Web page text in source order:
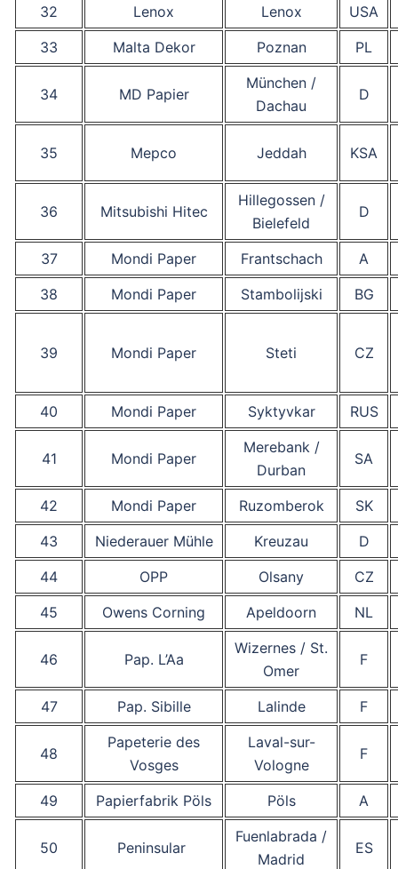
32 Lenox Lenox
USA
33
Malta Dekor Poznan PL
34 MD Papier
München /
Dachau
D
35 Mepco Jeddah KSA
36 Mitsubishi Hitec
Hillegossen /
Bielefeld
D
37 Mondi Paper Frantschach
A
38
Mondi Paper Stambolijski BG
39 Mondi Paper Steti CZ
40 Mondi Paper Syktyvkar RUS
41 Mondi Paper
Merebank /
Durban
SA
42 Mondi Paper Ruzomberok
SK
43
Niederauer Mühle Kreuzau D
44
OPP Olsany
CZ
45
Owens Corning Apeldoorn NL
46 Pap. L’Aa
Wizernes / St.
Omer
F
47 Pap. Sibille Lalinde F
48
Papeterie des
Vosges
Laval-sur-
Vologne
F
49 Papierfabrik Pöls Pöls A
50 Peninsular
Fuenlabrada /
Madrid
ES